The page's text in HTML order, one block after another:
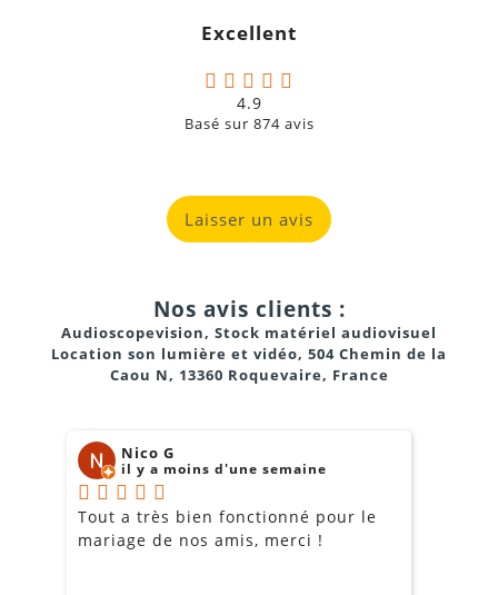
Excellent
4.9
Basé sur 874avis
Laisser un avis
Nos avis clients :
Audioscopevision, Stock matériel audiovisuel
Location son lumière et vidéo, 504 Chemin de la
Caou N, 13360 Roquevaire, France
Nico G
il y a moins d'une semaine
Tout a très bien fonctionné pour le
mariage de nos amis, merci !